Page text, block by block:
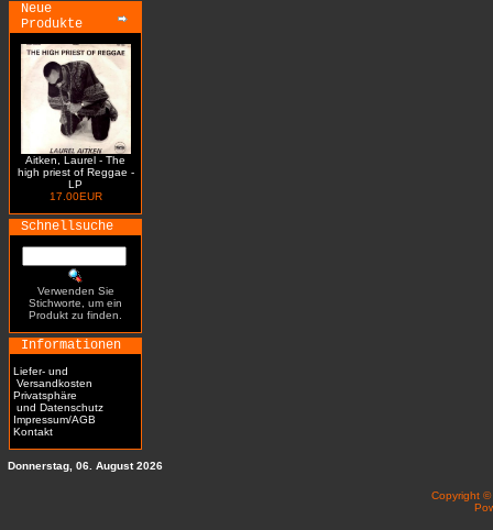
Neue
Produkte
Aitken, Laurel - The
high priest of Reggae -
LP
17.00EUR
Schnellsuche
Verwenden Sie
Stichworte, um ein
Produkt zu finden.
Informationen
Liefer- und
Versandkosten
Privatsphäre
und Datenschutz
Impressum/AGB
Kontakt
Donnerstag, 06. August 2026
Copyright